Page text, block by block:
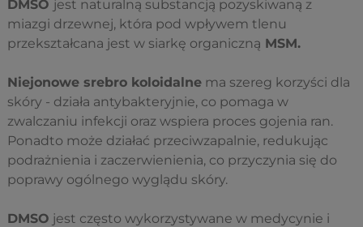
DMSO jest naturalną substancją pozyskiwaną z
miazgi drzewnej, która pod wpływem tlenu
przekształcana jest w siarkę organiczną MSM.
Niejonowe srebro koloidalne ma szereg korzyści dla
skóry - działa antybakteryjnie, co pomaga w
zwalczaniu infekcji oraz wspiera proces gojenia ran.
Ponadto może działać przeciwzapalnie, redukując
podrażnienia i zaczerwienienia, co przyczynia się do
poprawy ogólnego wyglądu skóry.
DMSO jest często wykorzystywane w medycynie i